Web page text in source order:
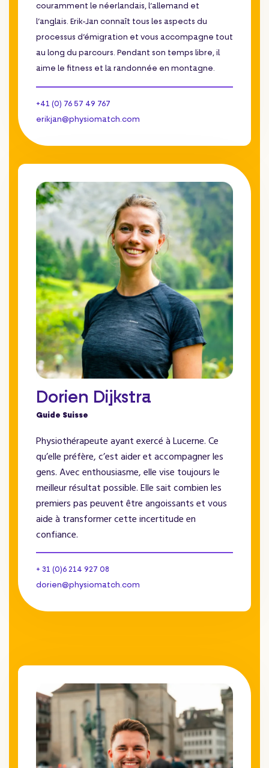
couramment le néerlandais, l’allemand et
l’anglais. Erik-Jan connaît tous les aspects du
processus d’émigration et vous accompagne tout
au long du parcours. Pendant son temps libre, il
aime le fitness et la randonnée en montagne.
+41 (0) 76 57 49 767
erikjan@physiomatch.com
Dorien Dijkstra
Guide Suisse
Physiothérapeute ayant exercé à Lucerne. Ce
qu’elle préfère, c’est aider et accompagner les
gens. Avec enthousiasme, elle vise toujours le
meilleur résultat possible. Elle sait combien les
premiers pas peuvent être angoissants et vous
aide à transformer cette incertitude en
confiance.
+ 31 (0)6 214 927 08
dorien@physiomatch.com